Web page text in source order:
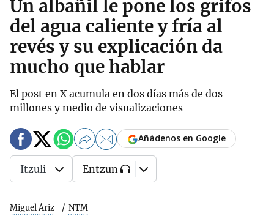
Un albañil le pone los grifos
del agua caliente y fría al
revés y su explicación da
mucho que hablar
El post en X acumula en dos días más de dos
millones y medio de visualizaciones
Miguel Áriz NTM
Añádenos en Google
Itzuli Entzun